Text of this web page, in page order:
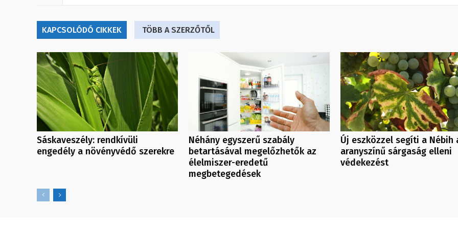
KAPCSOLÓDÓ CIKKEK TÖBB A SZERZŐTŐL
Sáskaveszély: rendkívüli
engedély a növényvédő szerekre
Néhány egyszerű szabály
betartásával megelőzhetők az
élelmiszer-eredetű
megbetegedések
Új eszközzel segíti a Nébih
aranyszínű sárgaság elleni
védekezést